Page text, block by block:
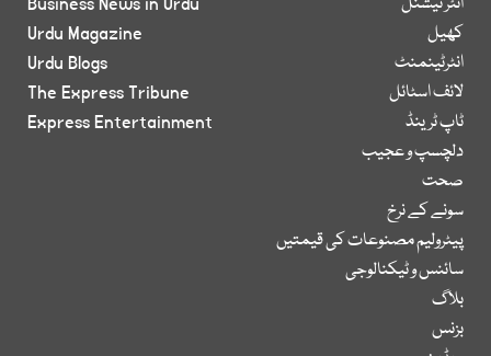
کھیل
انٹرٹینمنٹ
لائف اسٹائل
ٹاپ ٹرینڈ
دلچسپ و عجیب
صحت
سونے کے نرخ
پیٹرولیم مصنوعات کی قیمتیں
سائنس و ٹیکنالوجی
بلاگ
بزنس
Urdu Magazine
Urdu Blogs
The Express Tribune
Express Entertainment